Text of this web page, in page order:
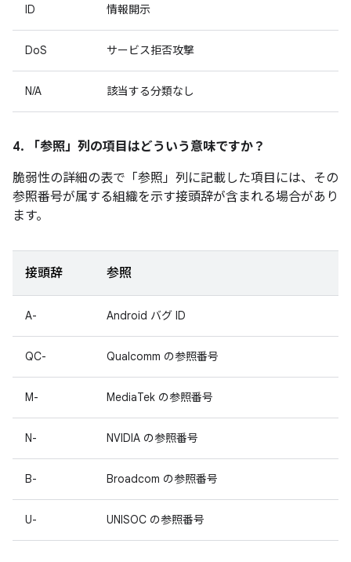
ID 情報開示
DoS サービス拒否攻撃
N/A 該当する分類なし
4. 「参照」 列の項目はどういう意味ですか？
脆弱性の詳細の表で「参照」 列に記載した項目には、その
参照番号が属する組織を示す接頭辞が含まれる場合があり
ます。
接頭辞 参照
A- Android バグ ID
QC- Qualcomm の参照番号
M- MediaTek の参照番号
N- NVIDIA の参照番号
B- Broadcom の参照番号
U- UNISOC の参照番号